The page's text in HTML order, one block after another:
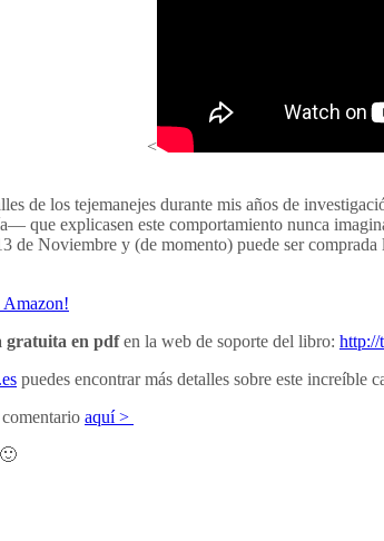
<
de los tejemanejes durante mis años de
que explicasen este comportamiento nunca
de Noviembre y (de momento) puede ser
gratuita en pdfen la web de soporte del libro: http://
puedes encontrar más detalles sobre este increíble
aquí >